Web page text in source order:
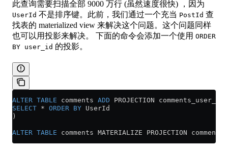
此查询需要扫描全部 9000 万行 (虽然速度很快) ，因为
UserId 不是排序键。此前，我们通过一个充当 PostId 查
找表的 materialized view 来解决这个问题。这个问题同样
也可以用投影来解决。 下面的命令会添加一个使用 ORDER
BY user_id 的投影。
ALTER TABLE comments ADD PROJECTION
SELECT * ORDER BY UserId
)
ALTER TABLE comments MATERIALIZE PROJECTION